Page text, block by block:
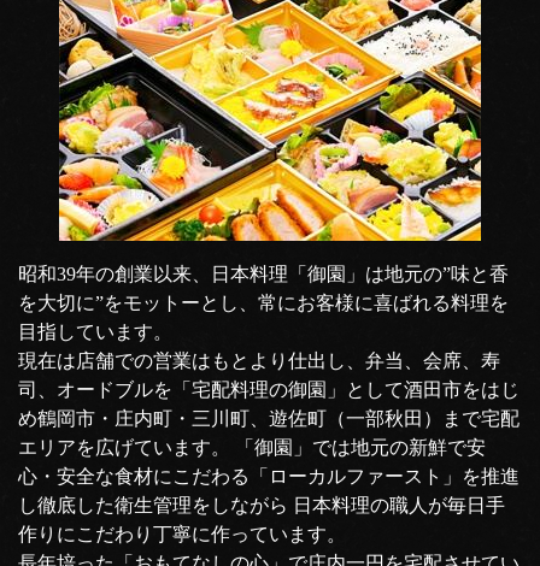
昭和39年の創業以来、日本料理「御園」は地元の”味と香
を大切に”をモットーとし、常にお客様に喜ばれる料理を
目指しています。
現在は店舗での営業はもとより仕出し、弁当、会席、寿
司、オードブルを「宅配料理の御園」として酒田市をはじ
め鶴岡市・庄内町・三川町、遊佐町（一部秋田）まで宅配
エリアを広げています。 「御園」では地元の新鮮で安
心・安全な食材にこだわる「ローカルファースト」を推進
し徹底した衛生管理をしながら 日本料理の職人が毎日手
作りにこだわり丁寧に作っています。